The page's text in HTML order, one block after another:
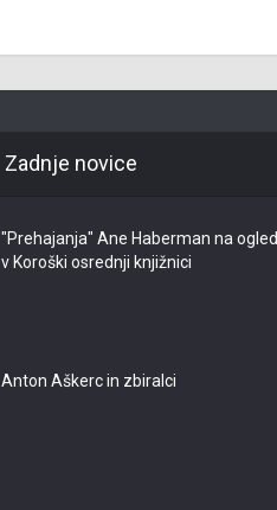
Zadnje novice
"Prehajanja" Ane Haberman na ogled
v Koroški osrednji knjižnici
Anton Aškerc in zbiralci